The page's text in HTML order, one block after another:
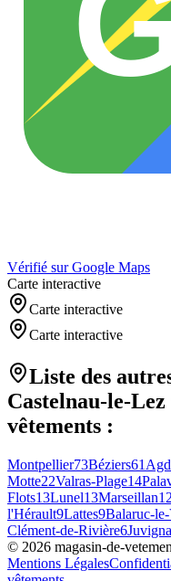
Vérifié sur Google Maps
Carte interactive
Carte interactive
Carte interactive
Liste des
Castelnau-le-Lez
vêtements :
Montpellier73Béziers61
Motte22Valras-Plage14
Flots13Lunel13Marseillan12
l'Hérault9Lattes9Balaruc-
Clément-de-Rivière6
© 2026 magasin-de-
Mentions Légales